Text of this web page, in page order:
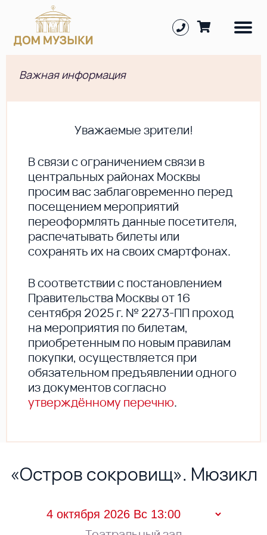
Важная информация
Уважаемые зрители!
В cвязи с ограничением связи в
центральных районах Москвы
просим вас заблаговременно перед
посещением мероприятий
переоформлять данные посетителя,
распечатывать билеты или
сохранять их на своих смартфонах.
В соответствии с постановлением
Правительства Москвы от 16
сентября 2025 г. № 2273-ПП проход
на мероприятия по билетам,
приобретенным по новым правилам
покупки, осуществляется при
обязательном предъявлении одного
из документов согласно
утверждённому перечню.
«Остров сокровищ». Мюзикл